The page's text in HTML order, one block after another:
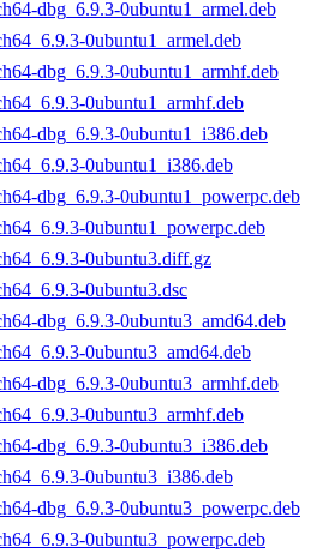
dbg_6.9.3-0ubuntu1_armel.deb
0ubuntu1_armel.deb
dbg_6.9.3-0ubuntu1_armhf.deb
0ubuntu1_armhf.deb
dbg_6.9.3-0ubuntu1_i386.deb
0ubuntu1_i386.deb
dbg_6.9.3-0ubuntu1_powerpc.deb
0ubuntu1_powerpc.deb
0ubuntu3.diff.gz
0ubuntu3.dsc
dbg_6.9.3-0ubuntu3_amd64.deb
0ubuntu3_amd64.deb
dbg_6.9.3-0ubuntu3_armhf.deb
0ubuntu3_armhf.deb
dbg_6.9.3-0ubuntu3_i386.deb
0ubuntu3_i386.deb
dbg_6.9.3-0ubuntu3_powerpc.deb
0ubuntu3_powerpc.deb